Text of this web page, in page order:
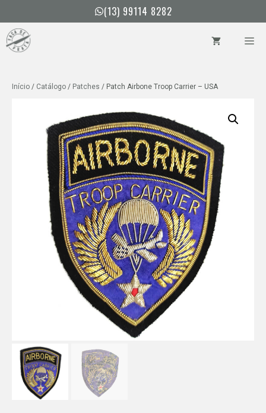
para
conteúdo
(13) 99114 8282
Início / Catálogo / Patches / Patch Airbone Troop Carrier – USA